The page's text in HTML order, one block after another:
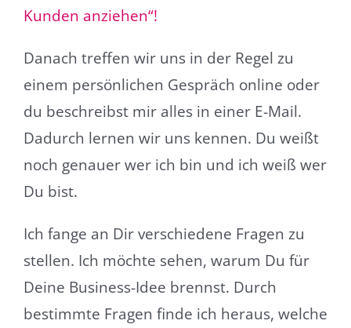
Kunden anziehen“!
Danach treffen wir uns in der Regel zu
einem persönlichen Gespräch online oder
du beschreibst mir alles in einer E-Mail.
Dadurch lernen wir uns kennen. Du weißt
noch genauer wer ich bin und ich weiß wer
Du bist.
Ich fange an Dir verschiedene Fragen zu
stellen. Ich möchte sehen, warum Du für
Deine Business-Idee brennst. Durch
bestimmte Fragen finde ich heraus, welche